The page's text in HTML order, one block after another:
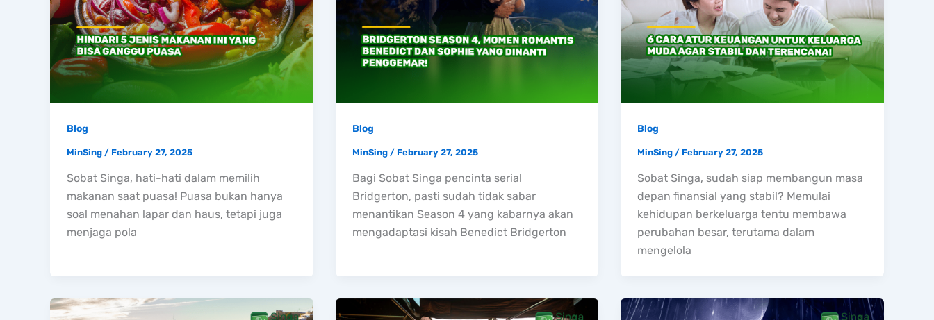
Blog
MinSing / February 27, 2025
Sobat Singa, hati-hati dalam memilih
makanan saat puasa! Puasa bukan hanya
soal menahan lapar dan haus, tetapi juga
menjaga pola
Blog
MinSing / February 27, 2025
Bagi Sobat Singa pencinta serial
Bridgerton, pasti sudah tidak sabar
menantikan Season 4 yang kabarnya akan
mengadaptasi kisah Benedict Bridgerton
Blog
MinSing / February 27, 2025
Sobat Singa, sudah siap membangun masa
depan finansial yang stabil? Memulai
kehidupan berkeluarga tentu membawa
perubahan besar, terutama dalam
mengelola